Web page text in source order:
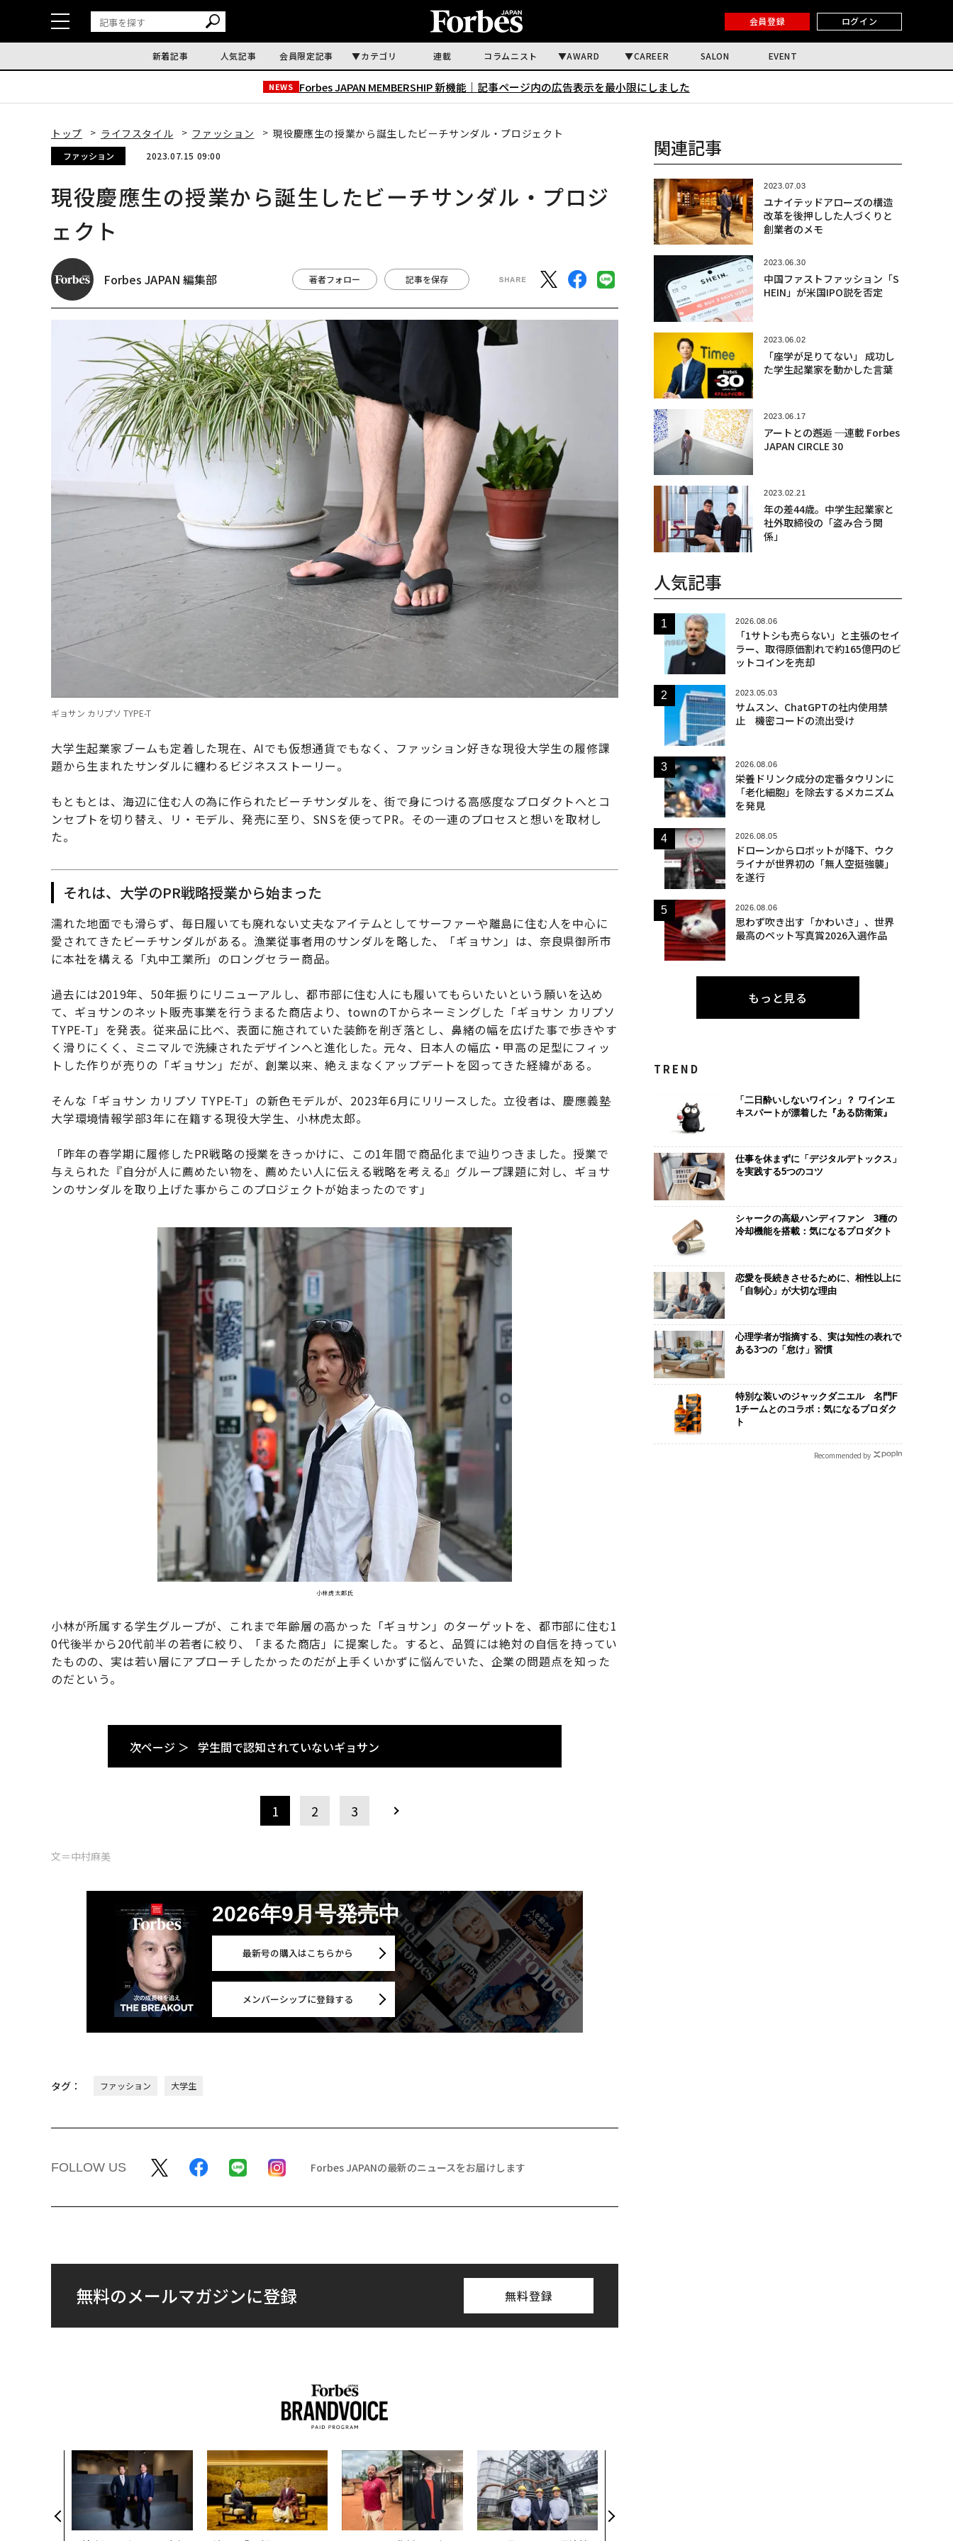
会員登録 ログイン
新着記事 人気記事 会員限定記事 カテゴリ 連載 コラムニスト AWARD CAREER SALON EVENT
NEWS Forbes JAPAN MEMBERSHIP 新機能｜ 記事ページ内の広告表示を最小限にしました
トップ ライフスタイル ファッション 現役慶應生の授業から誕生したビーチサンダル・プロジェクト
ファッション 2023.07.15 09:00
現役慶應生の授業から誕生したビーチサンダル・プロジ
ェクト
Forbes JAPAN 編集部 著者フォロー 記事を保存
ギョサン カリプソ TYPE-T
大学生起業家ブームも定着した現在、AIでも仮想通貨でもなく、ファッション好きな現役大学生の履修課
題から生まれたサンダルに纏わるビジネスストーリー。
もともとは、海辺に住む人の為に作られたビーチサンダルを、街で身につける高感度なプロダクトへとコ
ンセプトを切り替え、リ・モデル、発売に至り、SNSを使ってPR。その一連のプロセスと想いを取材し
た。
それは、大学のPR戦略授業から始まった
濡れた地面でも滑らず、毎日履いても廃れない丈夫なアイテムとしてサーファーや離島に住む人を中心に
愛されてきたビーチサンダルがある。漁業従事者用のサンダルを略した、「ギョサン」は、奈良県御所市
に本社を構える「丸中工業所」のロングセラー商品。
過去には2019年、50年振りにリニューアルし、都市部に住む人にも履いてもらいたいという願いを込め
て、ギョサンのネット販売事業を行うまるた商店より、townのTからネーミングした「ギョサン カリプソ
TYPE-T」を発表。従来品に比べ、表面に施されていた装飾を削ぎ落とし、鼻緒の幅を広げた事で歩きやす
く滑りにくく、ミニマルで洗練されたデザインへと進化した。元々、日本人の幅広・甲高の足型にフィッ
トした作りが売りの「ギョサン」だが、創業以来、絶えまなくアップデートを図ってきた経緯がある。
そんな「ギョサン カリプソ TYPE-T」の新色モデルが、2023年6月にリリースした。立役者は、慶應義塾
大学環境情報学部3年に在籍する現役大学生、小林虎太郎。
「昨年の春学期に履修したPR戦略の授業をきっかけに、この1年間で商品化まで辿りつきました。授業で
与えられた『自分が人に薦めたい物を、薦めたい人に伝える戦略を考える』グループ課題に対し、ギョサ
ンのサンダルを取り上げた事からこのプロジェクトが始まったのです」
小林虎太郎氏
小林が所属する学生グループが、これまで年齢層の高かった「ギョサン」のターゲットを、都市部に住む1
0代後半から20代前半の若者に絞り、「まるた商店」に提案した。すると、品質には絶対の自信を持ってい
たものの、実は若い層にアプローチしたかったのだが上手くいかずに悩んでいた、企業の問題点を知った
のだという。
次ページ ＞ 学生間で認知されていないギョサン
1 2 3
文＝中村麻美
2026年9月号発売中
最新号の購入はこちらから
メンバーシップに登録する
タグ： ファッション 大学生
FOLLOW US Forbes JAPANの最新のニュースをお届けします
無料のメールマガジンに登録 無料登録
関連記事
2023.07.03
ユナイテッドアローズの構造
改革を後押しした人づくりと
創業者のメモ
2023.06.30
中国ファストファッション「S
HEIN」が米国IPO説を否定
2023.06.02
「座学が足りてない」 成功し
た学生起業家を動かした言葉
2023.06.17
アートとの邂逅 ─連載 Forbes
JAPAN CIRCLE 30
2023.02.21
年の差44歳。中学生起業家と
社外取締役の「盗み合う関
係」
人気記事
2026.08.06
「1サトシも売らない」と主張のセイ
ラー、取得原価割れで約165億円のビ
ットコインを売却
2023.05.03
サムスン、ChatGPTの社内使用禁
止 機密コードの流出受け
2026.08.06
栄養ドリンク成分の定番タウリンに
「老化細胞」を除去するメカニズム
を発見
2026.08.05
ドローンからロボットが降下、ウク
ライナが世界初の「無人空挺強襲」
を遂行
2026.08.06
思わず吹き出す「かわいさ」、世界
最高のペット写真賞2026入選作品
もっと見る
TREND
「二日酔いしないワイン」？ ワインエ
キスパートが漂着した『ある防衛策』
仕事を休まずに「デジタルデトックス」
を実践する5つのコツ
シャークの高級ハンディファン 3種の
冷却機能を搭載：気になるプロダクト
恋愛を長続きさせるために、相性以上に
「自制心」が大切な理由
心理学者が指摘する、実は知性の表れで
ある3つの「怠け」習慣
特別な装いのジャックダニエル 名門F
1チームとのコラボ：気になるプロダク
ト
Recommended by